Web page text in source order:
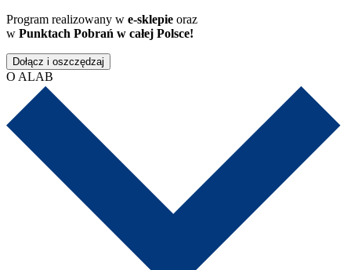
Program realizowany w e-sklepie oraz
w Punktach Pobrań w całej Polsce!
Dołącz i oszczędzaj
O ALAB